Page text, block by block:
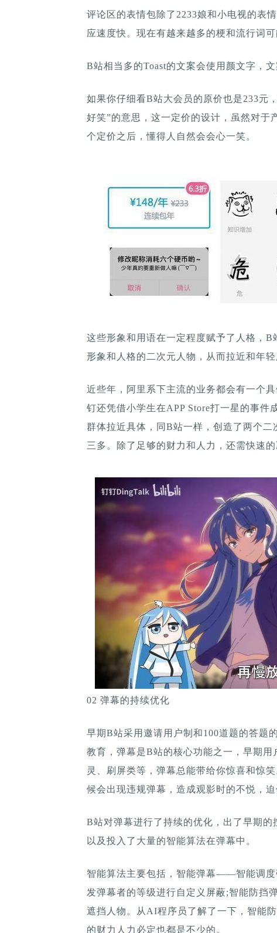
评论区的表情包除了2233娘和小电视的表
应速度快。现在有越来越多的梗和流行词
B站相当多的Toast的文案会使用颜文字，
如果你仔细看B站大会员的原价也是233元
好笑”的意思，这一定价的设计，虽然对于
个定价之后，懂得人自然会会心一笑。
这些形象和用语在一定程度赋予了人格，
形象和人格的二次元人物，从而拉近和年轻
近些年，阿里系下主流的业务都会有一个
钉还凭借小学生在APP Store打一星的事件
群体拉近具体，同B站一样，创造了两个
三多。除了足够的财力和人力，还需快速
02 弹幕的持续优化
早期B站采用邀请用户制和100道题的答题
教育，弹幕是B站的核心功能之一，早期
灵、刷屏类等，弹幕总能带给你惊喜和惊
候会出现违规弹幕，造成观影时的不悦，
B站对弹幕进行了持续的优化，出了早期的
以及投入了大量的智能算法在弹幕中。
智能算法主要包括，智能弹幕——智能调
发弹幕者的等级进行自定义屏蔽;智能防
遮挡人物。从AI程序员了解了一下，智能
的财力人力必定也都是不少的。